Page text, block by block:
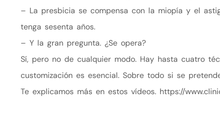
– La presbicia se compensa con la miopía y el
tenga sesenta años.
– Y la gran pregunta. ¿Se opera?
Sí, pero no de cualquier modo. Hay hasta cuatro
customización es esencial. Sobre todo si se
Te explicamos más en estos vídeos. https://